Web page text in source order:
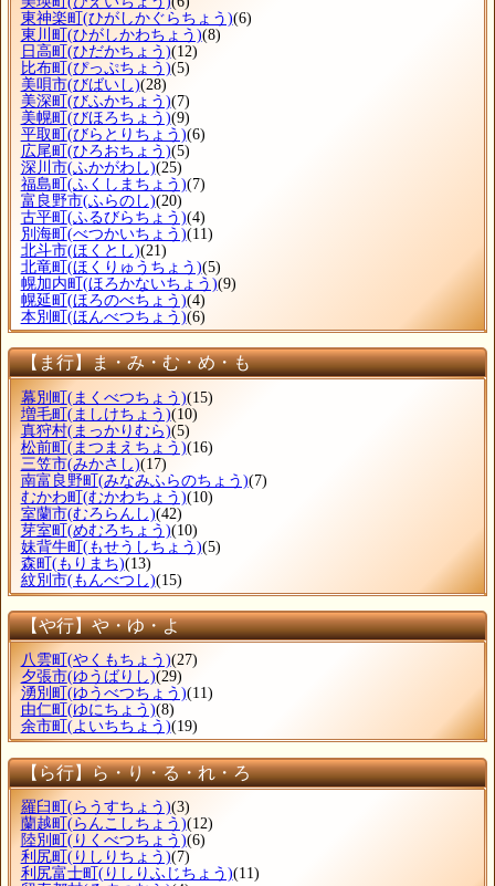
東神楽町 (ひがしかぐらちょう)(6)
東川町 (ひがしかわちょう)(8)
日高町 (ひだかちょう)(12)
比布町 (ぴっぷちょう)(5)
美唄市(びばいし)(28)
美深町 (びふかちょう)(7)
美幌町 (びほろちょう)(9)
平取町 (びらとりちょう)(6)
広尾町 (ひろおちょう)(5)
深川市(ふかがわし)(25)
福島町 (ふくしまちょう)(7)
富良野市(ふらのし)(20)
古平町 (ふるびらちょう)(4)
別海町 (べつかいちょう)(11)
北斗市(ほくとし)(21)
北竜町 (ほくりゅうちょう)(5)
幌加内町 (ほろかないちょう)(9)
幌延町 (ほろのべちょう)(4)
本別町 (ほんべつちょう)(6)
【ま行】ま・み・む・め・も
幕別町(まくべつちょう)(15)
増毛町(ましけちょう)(10)
真狩村(まっかりむら)(5)
松前町(まつまえちょう)(16)
三笠市(みかさし)(17)
南富良野町(みなみふらのちょう)(7)
むかわ町(むかわちょう)(10)
室蘭市(むろらんし)(42)
芽室町(めむろちょう)(10)
妹背牛町(もせうしちょう)(5)
森町(もりまち)(13)
紋別市(もんべつし)(15)
【や行】や・ゆ・よ
八雲町 (やくもちょう)(27)
夕張市(ゆうばりし)(29)
湧別町 (ゆうべつちょう)(11)
由仁町 (ゆにちょう)(8)
余市町 (よいちちょう)(19)
【ら行】ら・り・る・れ・ろ
羅臼町 (らうすちょう)(3)
蘭越町 (らんこしちょう)(12)
陸別町 (りくべつちょう)(6)
利尻町 (りしりちょう)(7)
利尻富士町 (りしりふじちょう)(11)